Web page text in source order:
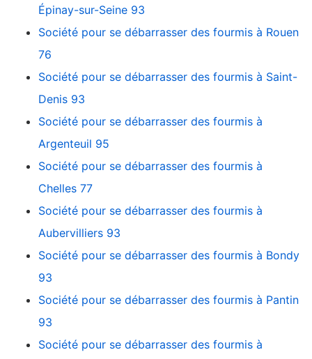
Épinay-sur-Seine 93
Société pour se débarrasser des fourmis à Rouen
76
Société pour se débarrasser des fourmis à Saint-
Denis 93
Société pour se débarrasser des fourmis à
Argenteuil 95
Société pour se débarrasser des fourmis à
Chelles 77
Société pour se débarrasser des fourmis à
Aubervilliers 93
Société pour se débarrasser des fourmis à Bondy
93
Société pour se débarrasser des fourmis à Pantin
93
Société pour se débarrasser des fourmis à